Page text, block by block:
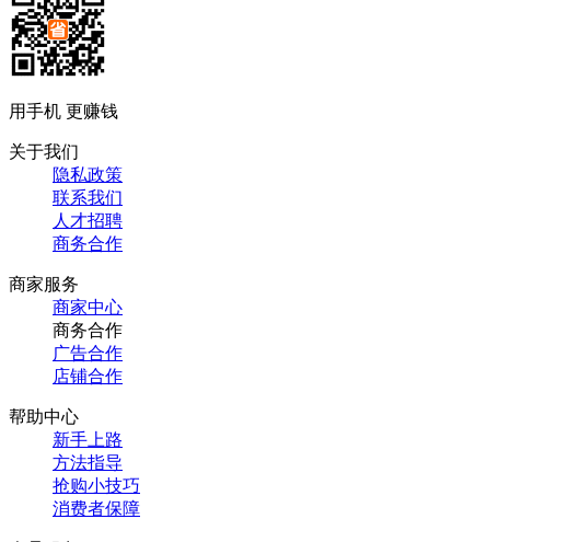
用手机 更赚钱
关于我们
隐私政策
联系我们
人才招聘
商务合作
商家服务
商家中心
商务合作
广告合作
店铺合作
帮助中心
新手上路
方法指导
抢购小技巧
消费者保障